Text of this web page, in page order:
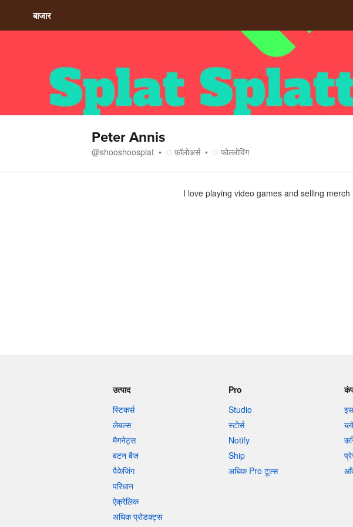
बाजार
Peter Annis
@shooshoosplat फ़ॉलोअर्स फोल्लोविंग
I love playing video games and selling merch
उत्पाद
स्टिकर्स
लेबल्स
मैगनेट्स
बटन बैज
पैकेजिंग
परिधान
ऐक्रेलिक
अधिक प्रोडक्ट्स
Pro
Studio
स्टोर्स
Notify
Ship
अधिक Pro टूल्स